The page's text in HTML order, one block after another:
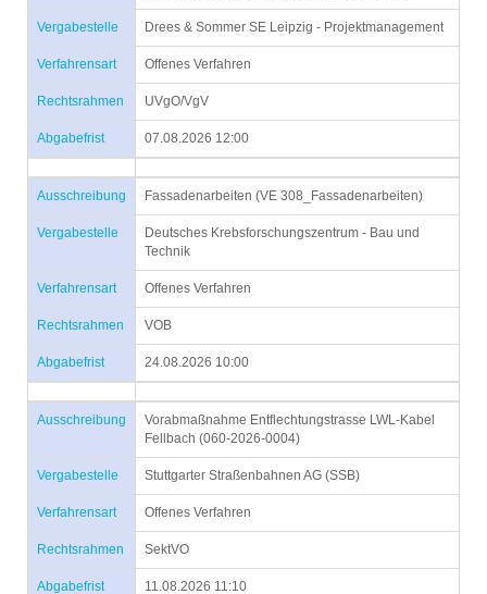
Vergabestelle Drees & Sommer SE Leipzig - Projektmanagement
Verfahrensart Offenes Verfahren
Rechtsrahmen UVgO/VgV
Abgabefrist 07.08.2026 12:00
Ausschreibung Fassadenarbeiten (VE 308_Fassadenarbeiten)
Vergabestelle
Deutsches Krebsforschungszentrum - Bau und
Technik
Verfahrensart Offenes Verfahren
Rechtsrahmen VOB
Abgabefrist 24.08.2026 10:00
Ausschreibung
Vorabmaßnahme Entflechtungstrasse LWL-Kabel
Fellbach (060-2026-0004)
Vergabestelle Stuttgarter Straßenbahnen AG (SSB)
Verfahrensart Offenes Verfahren
Rechtsrahmen SektVO
Abgabefrist 11.08.2026 11:10